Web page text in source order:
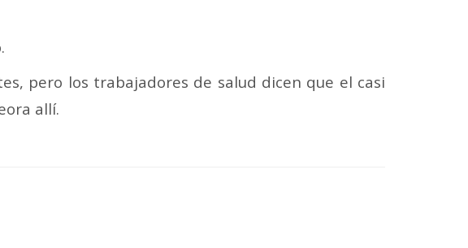
pero los trabajadores de salud dicen que el casi
allí.